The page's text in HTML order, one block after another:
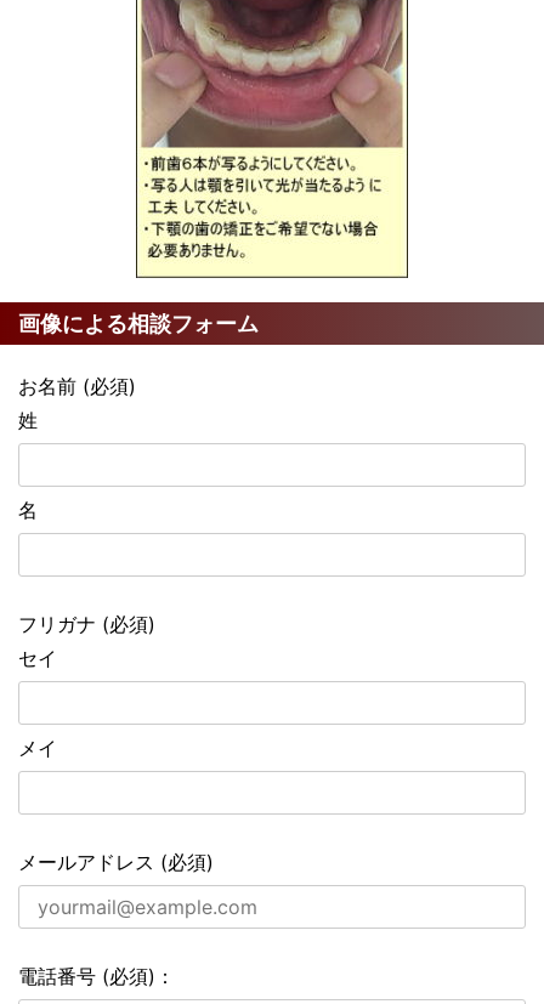
画像による相談フォーム
お名前 (必須)
姓
名
フリガナ (必須)
セイ
メイ
メールアドレス (必須)
電話番号 (必須)：